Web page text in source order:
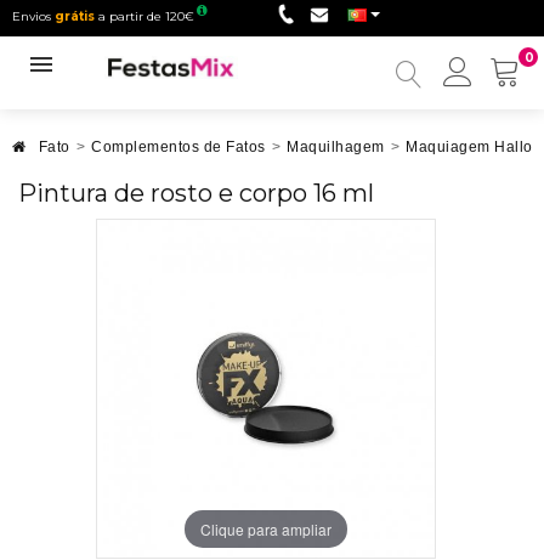
Envios grátis a partir de 120€
0
Minha
Fato > Complementos de Fatos > Maquilhagem > Maquiagem
Pintura de rosto e corpo 16 ml
Clique para ampliar